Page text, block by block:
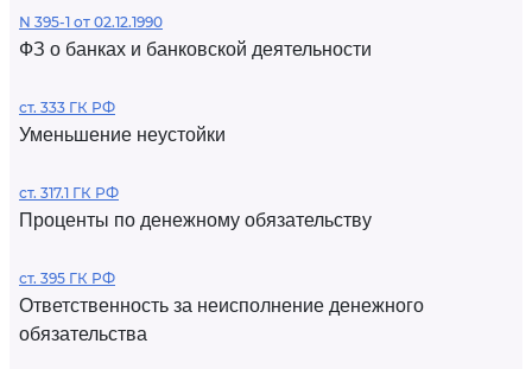
N 395-1 от 02.12.1990
ФЗ о банках и банковской деятельности
ст. 333 ГК РФ
Уменьшение неустойки
ст. 317.1 ГК РФ
Проценты по денежному обязательству
ст. 395 ГК РФ
Ответственность за неисполнение денежного
обязательства